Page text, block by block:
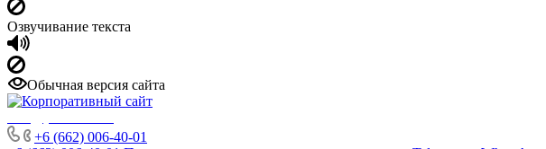
Озвучивание текста
Обычная версия сайта
+6 (662) 006-40-01